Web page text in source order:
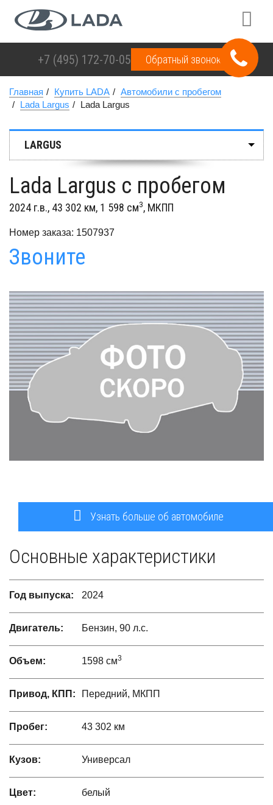
+7 (495) 172-70-05 Обратный звонок
Главная Купить LADA
Автомобили с пробегом
Lada Largus
Lada Largus
LARGUS
Lada Largus с пробегом
2024 г.в., 43 302 км, 1 598 см3, МКПП
Номер заказа: 1507937
Звоните
Узнать больше об автомобиле
Основные характеристики
Год выпуска: 2024
Двигатель: Бензин, 90 л.с.
Объем: 1598 см3
Привод, КПП: Передний, МКПП
Пробег: 43 302 км
Кузов: Универсал
Цвет: белый